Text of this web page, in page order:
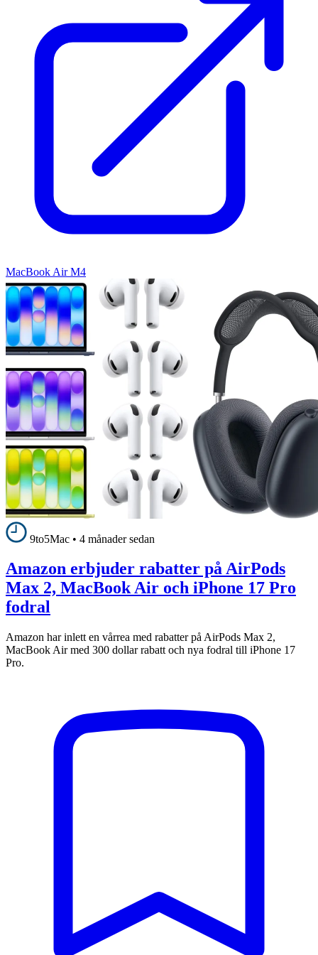
MacBook Air M4
9to5Mac • 4 månader sedan
Amazon erbjuder rabatter på AirPods
Max 2, MacBook Air och iPhone 17 Pro
fodral
Amazon har inlett en vårrea med rabatter på AirPods Max 2,
MacBook Air med 300 dollar rabatt och nya fodral till iPhone 17
Pro.